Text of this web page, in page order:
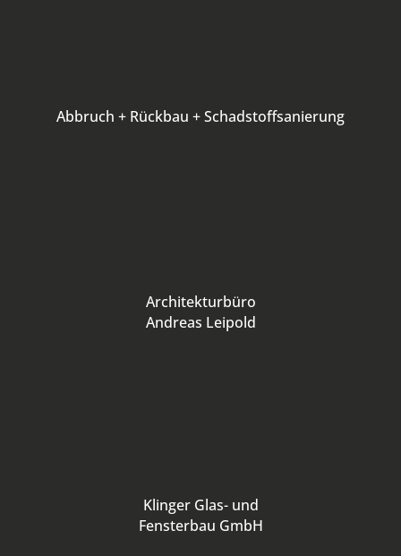
Abbruch + Rückbau + Schadstoffsanierung
Architekturbüro
Andreas Leipold
Klinger Glas- und
Fensterbau GmbH